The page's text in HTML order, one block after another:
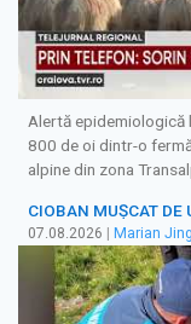
Alertă epidemiologică
800 de oi dintr-o
alpine din zona
CIOBAN MUȘCAT DE
07.08.2026 Marian